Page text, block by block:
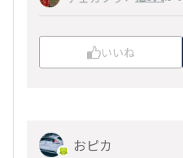
いいね
おピカ